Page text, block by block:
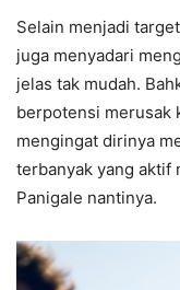
Selain menjadi
juga menyadari
jelas tak mudah.
berpotensi merusak
mengingat dirinya
terbanyak yang aktif
Panigale nantinya.